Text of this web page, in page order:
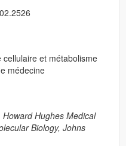
et métabolisme
médecine
Howard Hughes Medical
Biology, Johns